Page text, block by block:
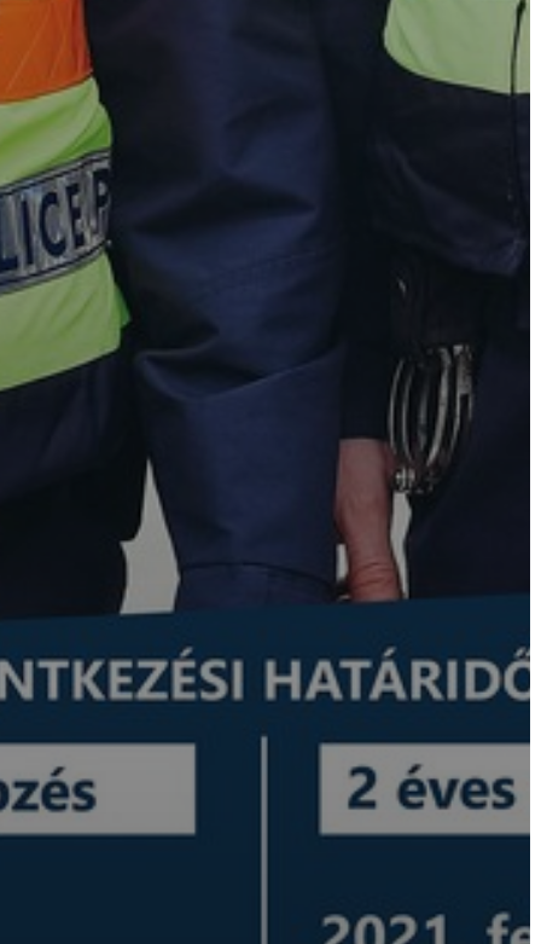
FEJLESZTÉSEK
KÖRNYEZETVÉDELEM
TELEPÜLÉSRENDEZÉS
STRATÉGIÁK
ÉS
KONCEPCIÓK
BEJELENTŐ
VÁROSHÁZA
AZ